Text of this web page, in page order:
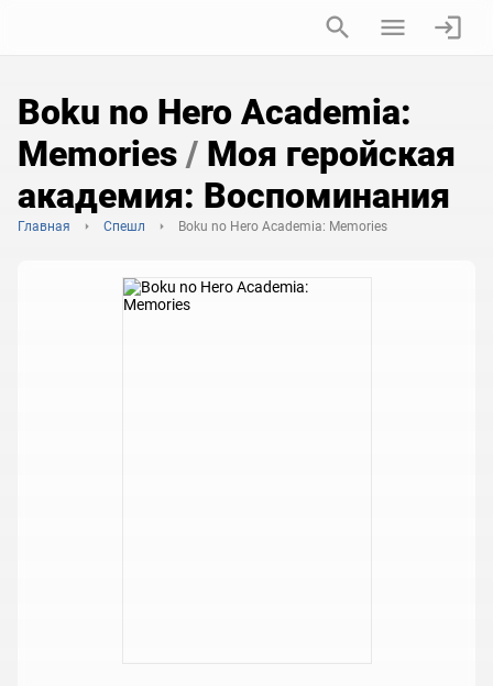
Boku no Hero Academia:
Memories / Моя геройская
академия: Воспоминания
Главная Спешл Boku no Hero Academia: Memories